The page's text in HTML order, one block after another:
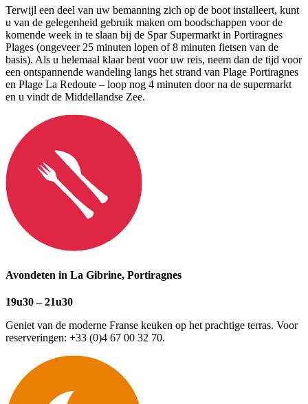
Terwijl een deel van uw bemanning zich op de boot installeert, kunt
u van de gelegenheid gebruik maken om boodschappen voor de
komende week in te slaan bij de Spar Supermarkt in Portiragnes
Plages (ongeveer 25 minuten lopen of 8 minuten fietsen van de
basis). Als u helemaal klaar bent voor uw reis, neem dan de tijd voor
een ontspannende wandeling langs het strand van Plage Portiragnes
en Plage La Redoute – loop nog 4 minuten door na de supermarkt
en u vindt de Middellandse Zee.
Avondeten in La Gibrine, Portiragnes
19u30 – 21u30
Geniet van de moderne Franse keuken op het prachtige terras. Voor
reserveringen: +33 (0)4 67 00 32 70.